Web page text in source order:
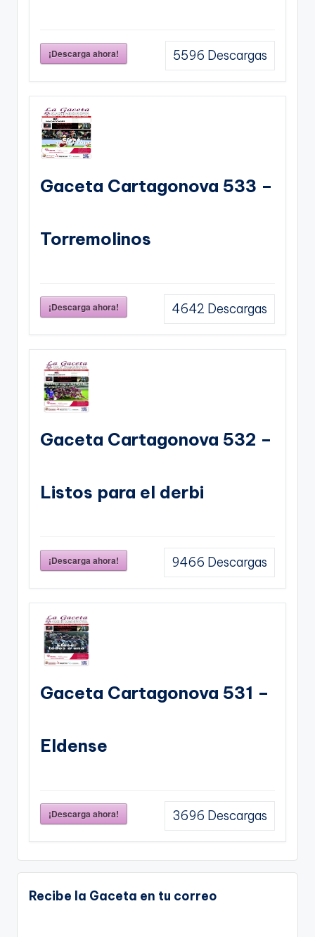
¡Descarga ahora! 5596 Descargas
Gaceta Cartagonova 533 –
Torremolinos
¡Descarga ahora! 4642 Descargas
Gaceta Cartagonova 532 –
Listos para el derbi
¡Descarga ahora! 9466 Descargas
Gaceta Cartagonova 531 –
Eldense
¡Descarga ahora! 3696 Descargas
Recibe la Gaceta en tu correo